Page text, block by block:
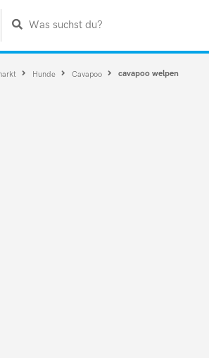
Was suchst du?
Hunde Cavapoo cavapoo welpen